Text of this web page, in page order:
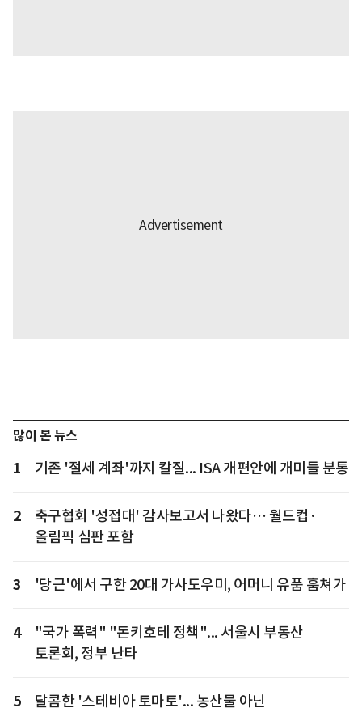
많이 본 뉴스
1 기존 '절세 계좌'까지 칼질... ISA 개편안에 개미들 분통
2
축구협회 '성접대' 감사보고서 나왔다… 월드컵·
올림픽 심판 포함
3 '당근'에서 구한 20대 가사도우미, 어머니 유품 훔쳐가
4
"국가 폭력" "돈키호테 정책"... 서울시 부동산
토론회, 정부 난타
5
달콤한 '스테비아 토마토'... 농산물 아닌